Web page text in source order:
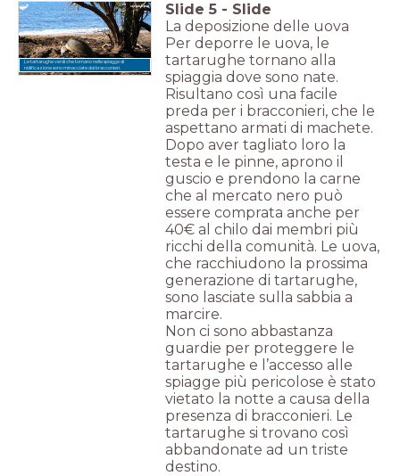
Le tartarughe verdi che tornano nelle spiagge di
nidificazione sono minacciate dai bracconieri.
Slide 5 - Slide
La deposizione delle uova
Per deporre le uova, le
tartarughe tornano alla
spiaggia dove sono nate.
Risultano così una facile
preda per i bracconieri, che le
aspettano armati di machete.
Dopo aver tagliato loro la
testa e le pinne, aprono il
guscio e prendono la carne
che al mercato nero può
essere comprata anche per
40€ al chilo dai membri più
ricchi della comunità. Le uova,
che racchiudono la prossima
generazione di tartarughe,
sono lasciate sulla sabbia a
marcire.
Non ci sono abbastanza
guardie per proteggere le
tartarughe e l’accesso alle
spiagge più pericolose è stato
vietato la notte a causa della
presenza di bracconieri. Le
tartarughe si trovano così
abbandonate ad un triste
destino.